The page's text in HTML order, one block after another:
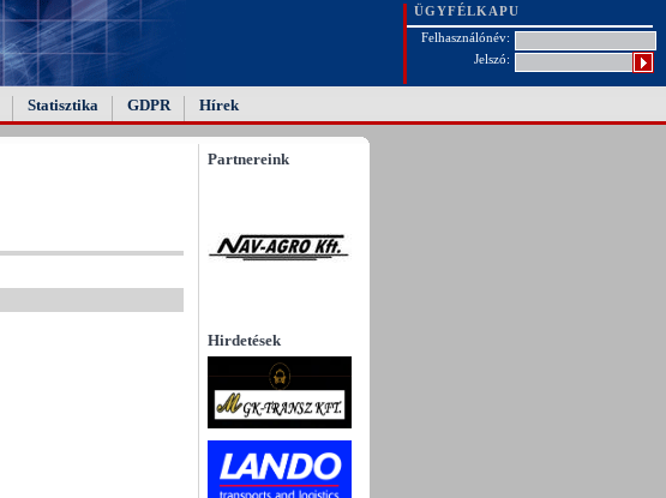
ÜGYFÉLKAPU
Felhasználónév:
Jelszó:
Statisztika GDPR Hírek
Partnereink
Hirdetések